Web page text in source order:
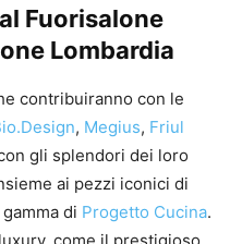
Fuorisalone
Lombardia
contribuiranno con le
, Megius, Friul
gli splendori dei loro
ai pezzi iconici di
di Progetto Cucina.